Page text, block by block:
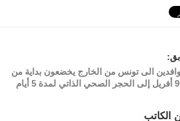
الى تونس من الخارج يخضعون بداية من
الكاتب